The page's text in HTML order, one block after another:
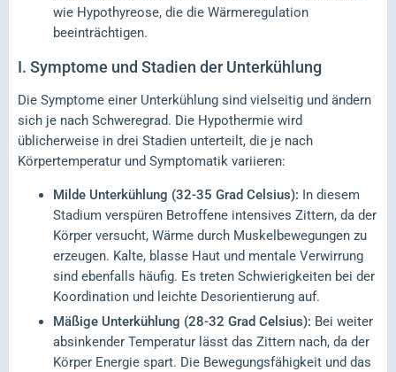
wie Hypothyreose, die die Wärmeregulation
beeinträchtigen.
I. Symptome und Stadien der Unterkühlung
Die Symptome einer Unterkühlung sind vielseitig und ändern
sich je nach Schweregrad. Die Hypothermie wird
üblicherweise in drei Stadien unterteilt, die je nach
Körpertemperatur und Symptomatik variieren:
Milde Unterkühlung (32-35 Grad Celsius): In diesem
Stadium verspüren Betroffene intensives Zittern, da der
Körper versucht, Wärme durch Muskelbewegungen zu
erzeugen. Kalte, blasse Haut und mentale Verwirrung
sind ebenfalls häufig. Es treten Schwierigkeiten bei der
Koordination und leichte Desorientierung auf.
Mäßige Unterkühlung (28-32 Grad Celsius): Bei weiter
absinkender Temperatur lässt das Zittern nach, da der
Körper Energie spart. Die Bewegungsfähigkeit und das